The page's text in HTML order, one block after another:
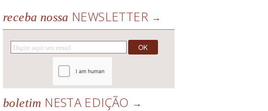
receba nossa NEWSLETTER
boletim NESTA EDIÇÃO